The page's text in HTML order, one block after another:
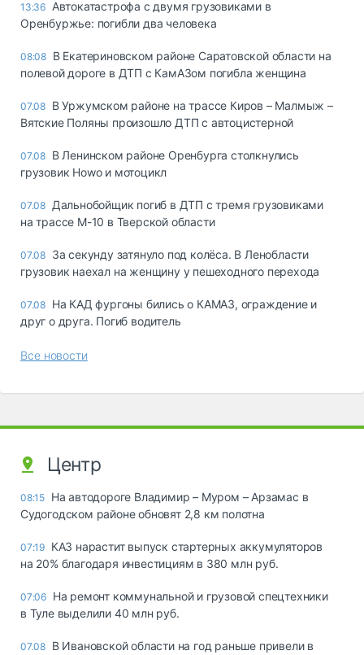
13:36 Автокатастрофа с двумя грузовиками в
Оренбуржье: погибли два человека
08:08 В Екатериновском районе Саратовской области на
полевой дороге в ДТП с КамАЗом погибла женщина
07.08 В Уржумском районе на трассе Киров – Малмыж –
Вятские Поляны произошло ДТП с автоцистерной
07.08 В Ленинском районе Оренбурга столкнулись
грузовик Howo и мотоцикл
07.08 Дальнобойщик погиб в ДТП с тремя грузовиками
на трассе М-10 в Тверской области
07.08 За секунду затянуло под колёса. В Ленобласти
грузовик наехал на женщину у пешеходного перехода
07.08 На КАД фургоны бились о КАМАЗ, ограждение и
друг о друга. Погиб водитель
Все новости
Центр
08:15 На автодороге Владимир – Муром – Арзамас в
Судогодском районе обновят 2,8 км полотна
07:19 КАЗ нарастит выпуск стартерных аккумуляторов
на 20% благодаря инвестициям в 380 млн руб.
07:06 На ремонт коммунальной и грузовой спецтехники
в Туле выделили 40 млн руб.
07.08 В Ивановской области на год раньше привели в